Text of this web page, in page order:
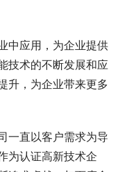
中应用，为企业提供
技术的不断发展和应
升，为企业带来更多
一直以客户需求为导
为认证高新技术企